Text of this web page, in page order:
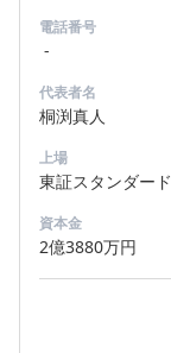
電話番号
-
代表者名
桐渕真人
上場
東証スタンダード
資本金
2億3880万円